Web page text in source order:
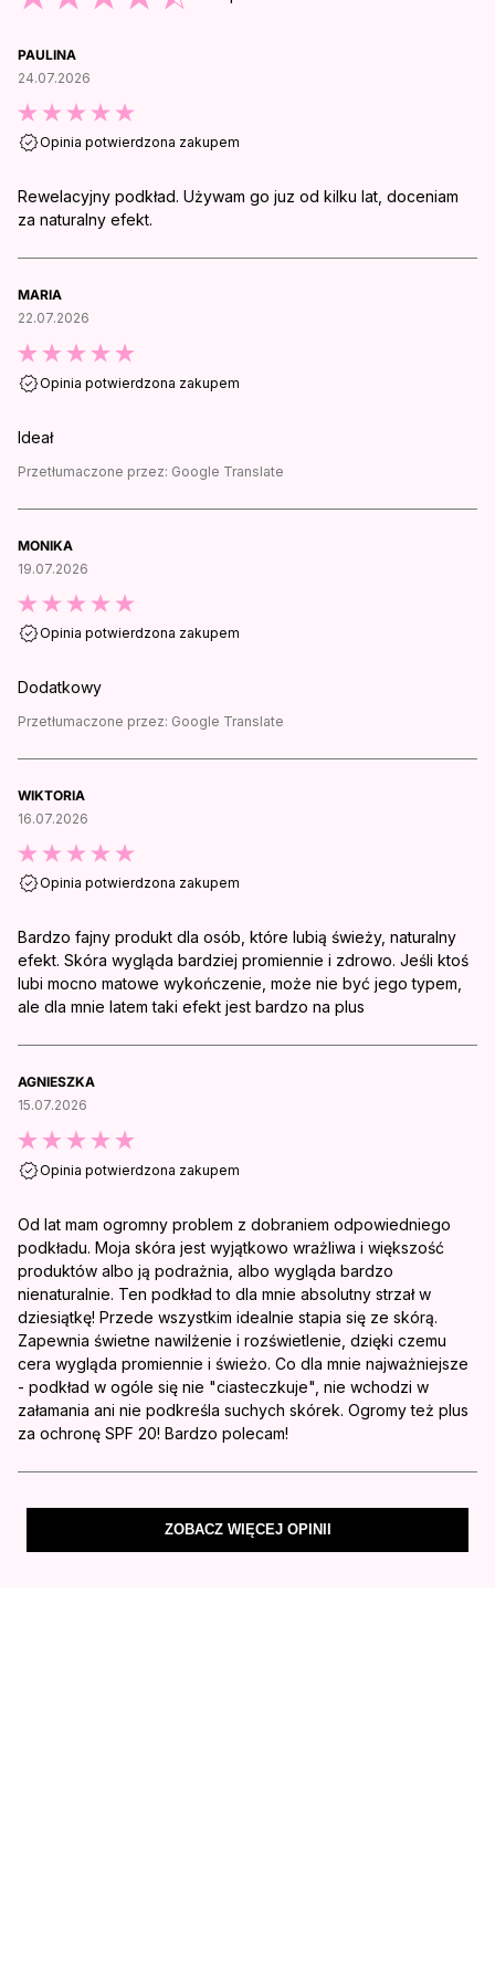
PAULINA
24.07.2026
Opinia potwierdzona zakupem
Rewelacyjny podkład. Używam go juz od kilku lat, doceniam
za naturalny efekt.
MARIA
22.07.2026
Opinia potwierdzona zakupem
Ideał
Przetłumaczone przez: Google Translate
MONIKA
19.07.2026
Opinia potwierdzona zakupem
Dodatkowy
Przetłumaczone przez: Google Translate
WIKTORIA
16.07.2026
Opinia potwierdzona zakupem
Bardzo fajny produkt dla osób, które lubią świeży, naturalny
efekt. Skóra wygląda bardziej promiennie i zdrowo. Jeśli ktoś
lubi mocno matowe wykończenie, może nie być jego typem,
ale dla mnie latem taki efekt jest bardzo na plus
AGNIESZKA
15.07.2026
Opinia potwierdzona zakupem
Od lat mam ogromny problem z dobraniem odpowiedniego
podkładu. Moja skóra jest wyjątkowo wrażliwa i większość
produktów albo ją podrażnia, albo wygląda bardzo
nienaturalnie. Ten podkład to dla mnie absolutny strzał w
dziesiątkę! Przede wszystkim idealnie stapia się ze skórą.
Zapewnia świetne nawilżenie i rozświetlenie, dzięki czemu
cera wygląda promiennie i świeżo. Co dla mnie najważniejsze
- podkład w ogóle się nie "ciasteczkuje", nie wchodzi w
załamania ani nie podkreśla suchych skórek. Ogromy też plus
za ochronę SPF 20! Bardzo polecam!
ZOBACZ WIĘCEJ OPINII